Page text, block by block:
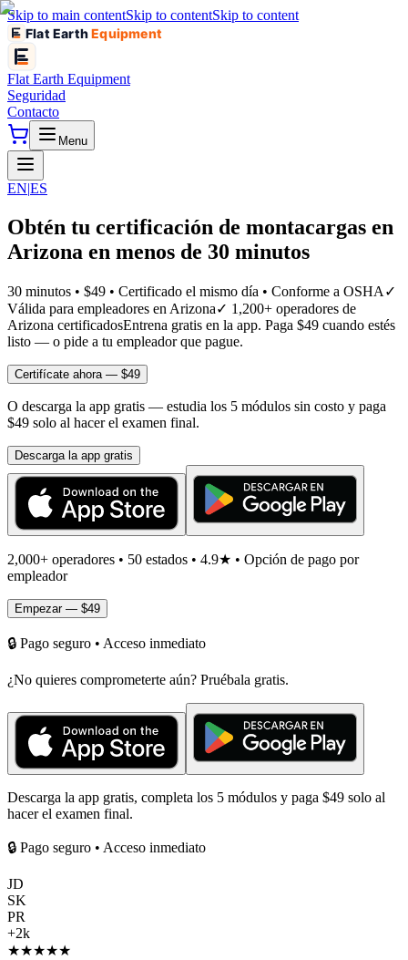
Skip to main contentSkip to contentSkip to content
Flat EarthEquipment
Flat Earth Equipment
Seguridad
Contacto
Menu
EN|ES
Obtén tu certificación de montacargas en
Arizona en menos de 30 minutos
30 minutos • $49 • Certificado el mismo día • Conforme a OSHA ✓
Válida para empleadores en Arizona✓ 1,200+ operadores de
Arizona certificadosEntrena gratis en la app. Paga $49 cuando estés
listo — o pide a tu empleador que pague.
Certifícate ahora — $49
O descarga la app gratis — estudia los 5 módulos sin costo y paga
$49 solo al hacer el examen final.
Descarga la app gratis
2,000+ operadores • 50 estados • 4.9★ • Opción de pago por
empleador
Empezar — $49
🔒 Pago seguro • Acceso inmediato
¿No quieres comprometerte aún? Pruébala gratis.
Descarga la app gratis, completa los 5 módulos y paga $49 solo al
hacer el examen final.
🔒 Pago seguro • Acceso inmediato
JD
SK
PR
+2k
★★★★★